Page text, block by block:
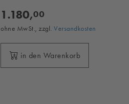
1.180,00
ohne MwSt., zzgl.Versandkosten
in den Warenkorb